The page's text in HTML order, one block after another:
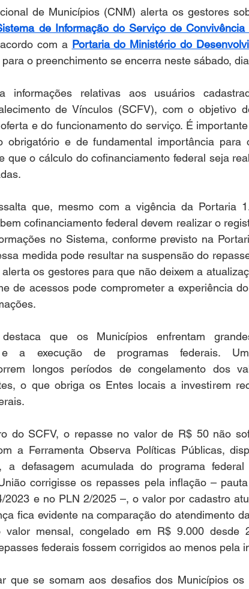
de Municípios (CNM) alerta os gestores
de Informação do Serviço de
com a Portaria do Ministério do
o preenchimento se encerra neste sábado,
informações relativas aos usuários
de Vínculos (SCFV), com o objetivo
e do funcionamento do serviço. É
obrigatório e de fundamental importância para
que o cálculo do cofinanciamento federal seja
que, mesmo com a vigência da Portaria
cofinanciamento federal devem realizar o
no Sistema, conforme previsto na
medida pode resultar na suspensão do
os gestores para que não deixem a
de acessos pode comprometer a experiência
que os Municípios enfrentam
e a execução de programas federais.
longos períodos de congelamento dos
o que obriga os Entes locais a investirem
do SCFV, o repasse no valor de R$ 50 não
a Ferramenta Observa Políticas Públicas,
a defasagem acumulada do programa
corrigisse os repasses pela inflação –
2023 e no PLN 2/2025 –, o valor por cadastro
fica evidente na comparação do atendimento
mensal, congelado em R$ 9.000 desde
federais fossem corrigidos ao menos pela
que se somam aos desafios dos Municípios os